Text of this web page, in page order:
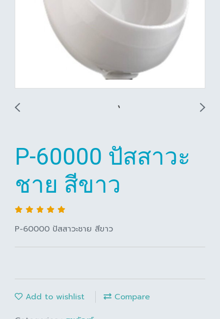
P-60000 ปัสสาวะ
ชาย สีขาว
P-60000 ปัสสาวะชาย สีขาว
Add to wishlist
Compare